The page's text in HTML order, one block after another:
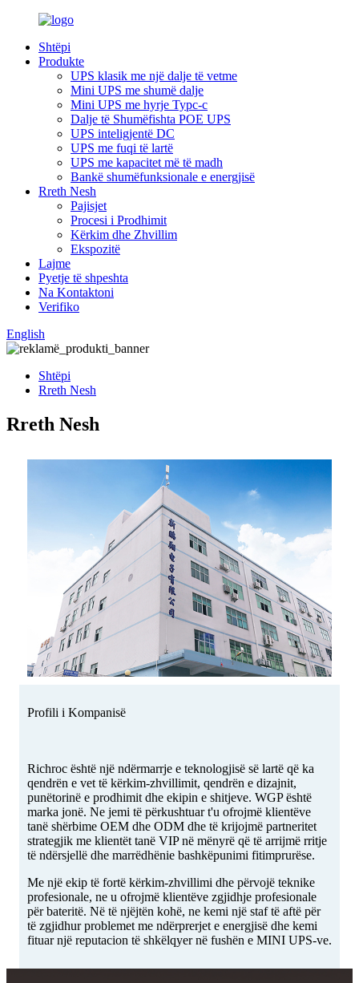
Shtëpi
Produkte
UPS klasik me një dalje të vetme
Mini UPS me shumë dalje
Mini UPS me hyrje Typc-c
Dalje të Shumëfishta POE UPS
UPS inteligjentë DC
UPS me fuqi të lartë
UPS me kapacitet më të madh
Bankë shumëfunksionale e energjisë
Rreth Nesh
Pajisjet
Procesi i Prodhimit
Kërkim dhe Zhvillim
Ekspozitë
Lajme
Pyetje të shpeshta
Na Kontaktoni
Verifiko
English
Shtëpi
Rreth Nesh
Rreth Nesh
Profili i Kompanisë
Richroc është një ndërmarrje e teknologjisë së lartë që ka
qendrën e vet të kërkim-zhvillimit, qendrën e dizajnit,
punëtorinë e prodhimit dhe ekipin e shitjeve. WGP është
marka jonë. Ne jemi të përkushtuar t'u ofrojmë klientëve
tanë shërbime OEM dhe ODM dhe të krijojmë partneritet
strategjik me klientët tanë VIP në mënyrë që të arrijmë rritje
të ndërsjellë dhe marrëdhënie bashkëpunimi fitimprurëse.
Me një ekip të fortë kërkim-zhvillimi dhe përvojë teknike
profesionale, ne u ofrojmë klientëve zgjidhje profesionale
për bateritë. Në të njëjtën kohë, ne kemi një staf të aftë për
të zgjidhur problemet me ndërprerjet e energjisë dhe kemi
fituar një reputacion të shkëlqyer në fushën e MINI UPS-ve.